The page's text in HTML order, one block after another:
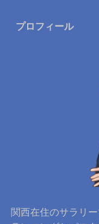
プロフィール
関西在住のサラリー